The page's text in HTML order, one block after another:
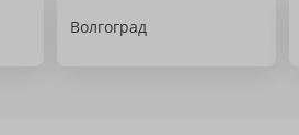
Волгоград